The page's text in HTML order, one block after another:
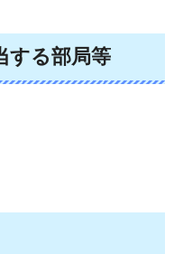
する部局等